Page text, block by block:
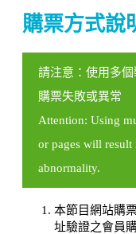
購票方式說
請注意：使用多
購票失敗或異常
Attention: Using
or pages will
abnormality.
本節目網站購
址驗證之會員